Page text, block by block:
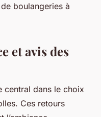
boulangeries à
et avis des
central dans le choix
Ces retours